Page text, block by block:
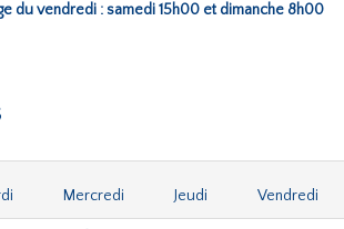
du vendredi : samedi 15h00 et dimanche 8h00
Mercredi Jeudi Vendredi